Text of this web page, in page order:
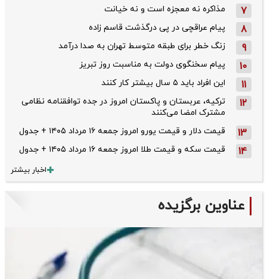
7 مذاکره نه معجزه است و نه خیانت
8 پیام عراقچی در پی درگذشت قاسم‌ زاده
9 زنگ خطر برای طبقه متوسط تهران به صدا درآمد
10 پیام سخنگوی دولت به مناسبت روز تبریز
11 این افراد باید ۵ سال بیشتر کار کنند
12
ترکیه، عربستان و پاکستان امروز در جده توافقنامه نظامی
مشترک امضا می‌کنند
13 قیمت دلار و قیمت یورو امروز جمعه ۱۶ مرداد ۱۴۰۵ + جدول
14 قیمت سکه و قیمت طلا امروز جمعه ۱۶ مرداد ۱۴۰۵ + جدول
اخبار بیشتر
عناوین برگزیده